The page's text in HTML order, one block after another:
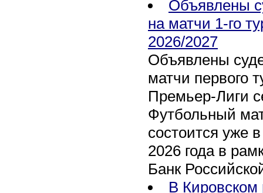
Объявлены
на матчи 1-го
2026/2027
Объявлены
матчи первого
Премьер-Лиги
Футбольный
состоится уже
2026 года в
Банк
В Кировском